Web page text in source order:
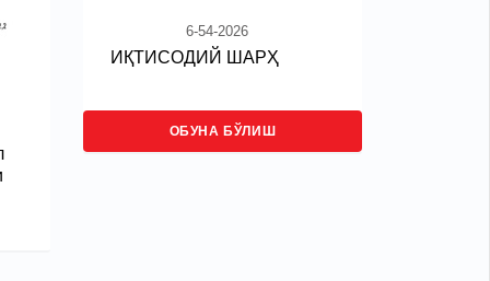
6-54-2026
ИҚТИСОДИЙ ШАРҲ
ОБУНА БЎЛИШ